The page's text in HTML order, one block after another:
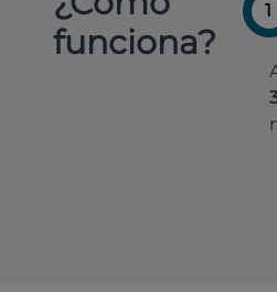
funciona?
1